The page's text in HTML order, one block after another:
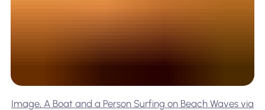
Image, A Boat and a Person Surfing on Beach Waves via